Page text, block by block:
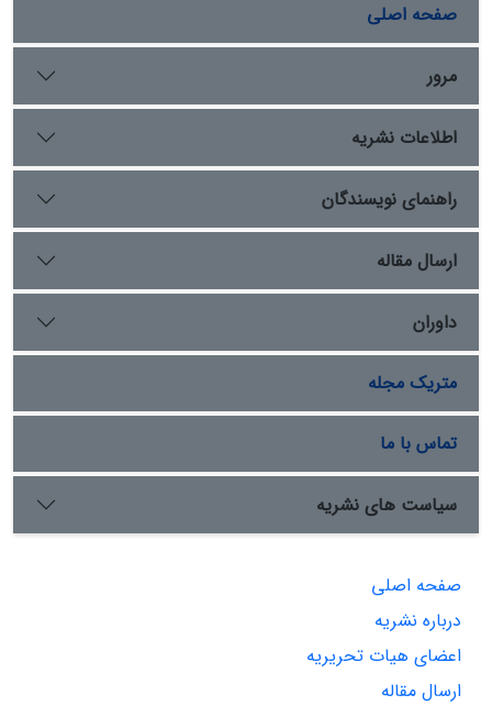
صفحه اصلی
مرور
اطلاعات نشریه
راهنمای نویسندگان
ارسال مقاله
داوران
متریک مجله
تماس با ما
سیاست های نشریه
صفحه اصلی
درباره نشریه
اعضای هیات تحریریه
ارسال مقاله